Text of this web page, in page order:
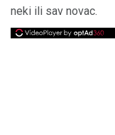
neki ili sav novac.